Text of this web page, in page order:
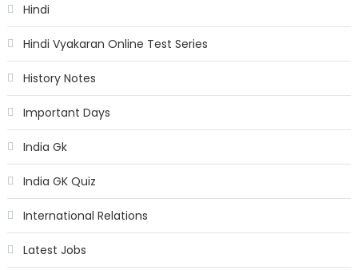
Hindi
Hindi Vyakaran Online Test Series
History Notes
Important Days
India Gk
India GK Quiz
International Relations
Latest Jobs